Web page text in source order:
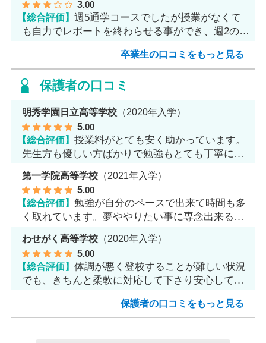
3.00
【総合評価】週5通学コースでしたが授業がなくて
も自力でレポートを終わらせる事ができ、週2のコ
卒業生の口コミをもっと見る
保護者の口コミ
明秀学園日立高等学校 （2020年入学）
5.00
【総合評価】授業料がとても安く助かっています。
先生方も優しい方ばかりで勉強もとても丁寧に教
第一学院高等学校 （2021年入学）
5.00
【総合評価】勉強が自分のペースで出来て時間も多
く取れています。夢ややりたい事に専念出来る点
で良いと思います。
わせがく高等学校 （2020年入学）
5.00
【総合評価】体調が悪く登校することが難しい状況
でも、きちんと柔軟に対応して下さり安心して進
保護者の口コミをもっと見る